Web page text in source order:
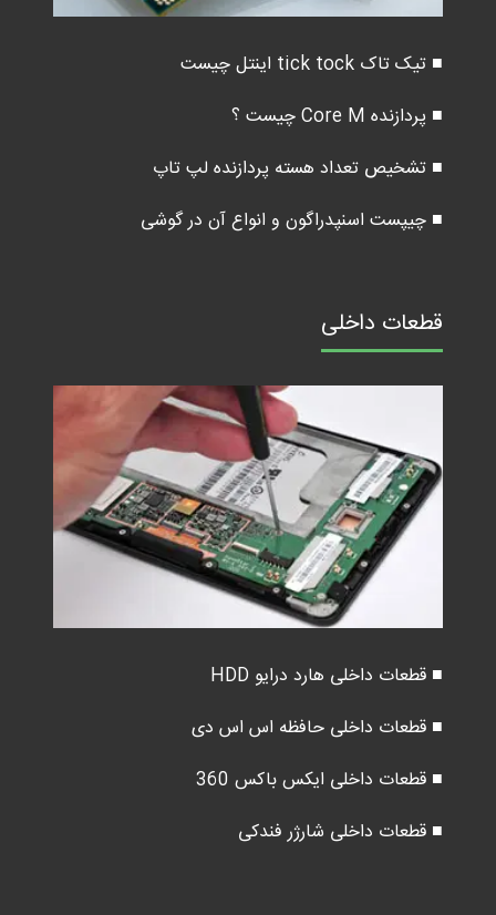
■ تیک تاک tick tock اینتل چیست
■ پردازنده Core M چیست ؟
■ تشخیص تعداد هسته پردازنده لپ تاپ
■ چیپست اسنپدراگون و انواع آن در گوشی
قطعات داخلی
■ قطعات داخلی هارد درایو HDD
■ قطعات داخلی حافظه اس اس دی
■ قطعات داخلی ایکس باکس 360
■ قطعات داخلی شارژر فندکی